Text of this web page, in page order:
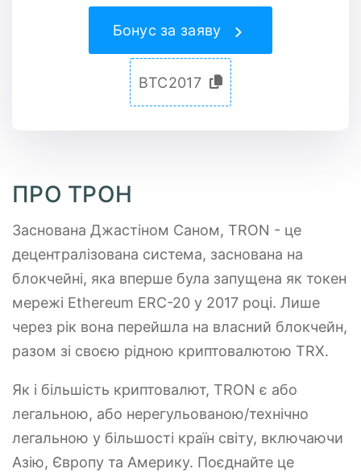
Бонус за заяву
BTC2017
ПРО ТРОН
Заснована Джастіном Саном, TRON - це
децентралізована система, заснована на
блокчейні, яка вперше була запущена як токен
мережі Ethereum ERC-20 у 2017 році. Лише
через рік вона перейшла на власний блокчейн,
разом зі своєю рідною криптовалютою TRX.
Як і більшість криптовалют, TRON є або
легальною, або нерегульованою/технічно
легальною у більшості країн світу, включаючи
Азію, Європу та Америку. Поєднайте це